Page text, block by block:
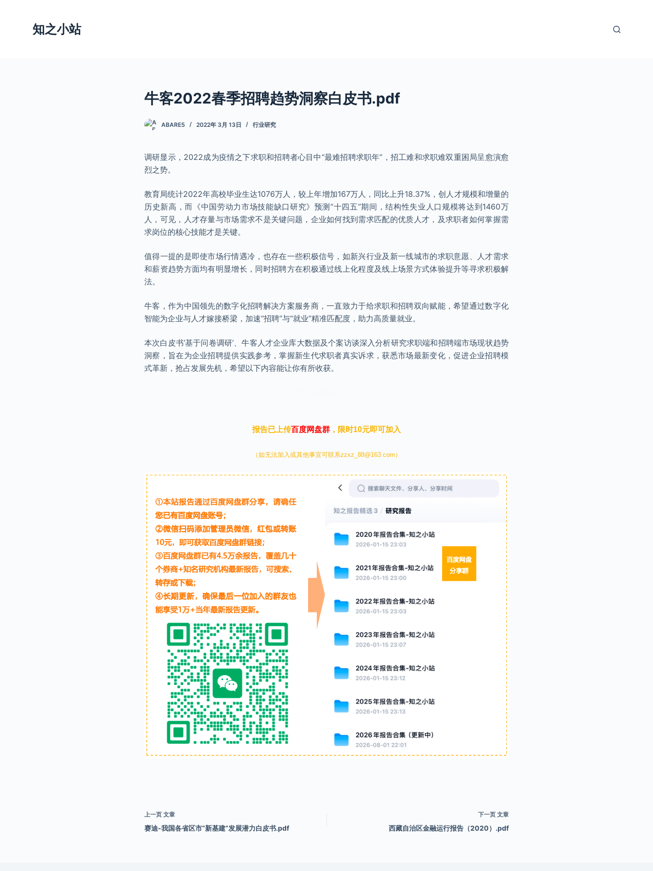
知之小站
牛客2022春季招聘趋势洞察白皮书.pdf
ABARE5 2022年 3月 13日 行业研究
调研显示，2022成为疫情之下求职和招聘者心目中“最难招聘求职年”，招工难和求职难双重困局呈愈演愈
烈之势。
教育局统计2022年高校毕业生达1076万人，较上年增加167万人，同比上升18.37%，创人才规模和增量的
历史新高，而《中国劳动力市场技能缺口研究》预测“十四五”期间，结构性失业人口规模将达到1460万
人，可见，人才存量与市场需求不是关键问题，企业如何找到需求匹配的优质人才，及求职者如何掌握需
求岗位的核心技能才是关键。
值得一提的是即使市场行情遇冷，也存在一些积极信号，如新兴行业及新一线城市的求职意愿、人才需求
和薪资趋势方面均有明显增长，同时招聘方在积极通过线上化程度及线上场景方式体验提升等寻求积极解
法。
牛客，作为中国领先的数字化招聘解决方案服务商，一直致力于给求职和招聘双向赋能，希望通过数字化
智能为企业与人才嫁接桥梁，加速“招聘”与“就业”精准匹配度，助力高质量就业。
本次白皮书’基于问卷调研’、牛客人才企业库大数据及个案访谈深入分析研究求职端和招聘端市场现状趋势
洞察，旨在为企业招聘提供实践参考，掌握新生代求职者真实诉求，获悉市场最新变化，促进企业招聘模
式革新，抢占发展先机，希望以下内容能让你有所收获。
报告已上传百度网盘群 ，限时10元即可加入
（如无法加入或其他事宜可联系zzxz_88@163.com）
上一页 文章
赛迪-我国各省区市“新基建”发展潜力白皮书.pdf
下一页 文章
西藏自治区金融运行报告（2020）.pdf